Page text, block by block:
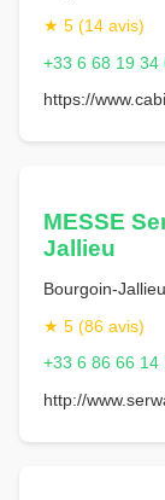
★ 5 (14 avis)
+33 6 68 19 34
https://
MESSE
Jallieu
Bourgoin-
★ 5 (86 avis)
+33 6 86 66 14
http://